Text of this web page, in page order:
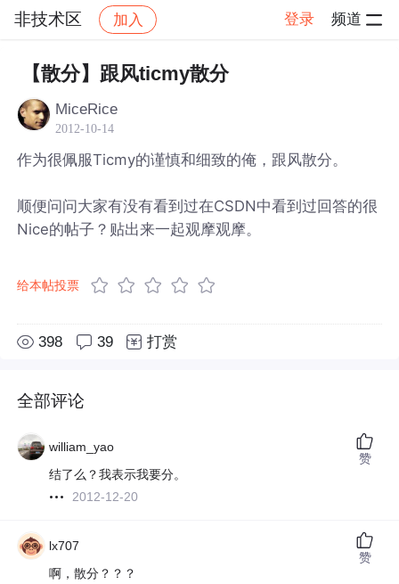
非技术区 加入 登录 频道
社区 非技术区 帖子详情
【散分】跟风ticmy散分
MiceRice
2012-10-14
作为很佩服Ticmy的谨慎和细致的俺，跟风散分。
顺便问问大家有没有看到过在CSDN中看到过回答的很
Nice的帖子？贴出来一起观摩观摩。
给本帖投票
398 39 打赏
全部评论
william_yao
结了么？我表示我要分。
2012-12-20
赞
lx707
啊，散分？？？
赞